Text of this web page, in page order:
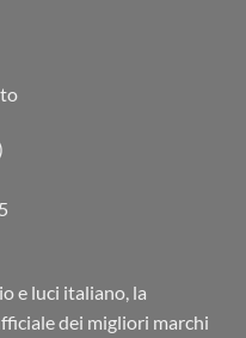
e luci italiano, la
dei migliori marchi